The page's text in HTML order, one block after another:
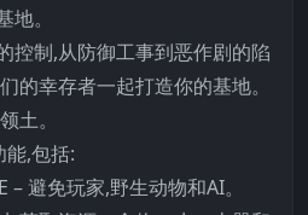
。
控制,从防御工事到恶作剧的陷
的幸存者一起打造你的基地。
土。
,包括:
– 避免玩家,野生动物和AI。